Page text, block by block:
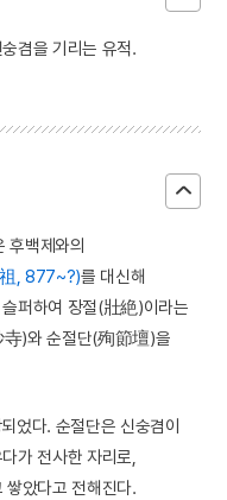
겸을 기리는 유적.
후백제와의
, 877~?)를 대신해
퍼하여 장절(壯絶)이라는
寺)와 순절단(殉節壇)을
었다. 순절단은 신숭겸이
가 전사한 자리로,
쌓았다고 전해진다.